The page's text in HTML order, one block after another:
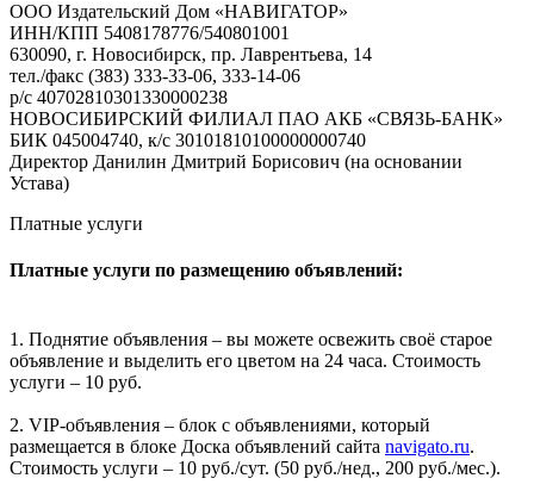
ООО Издательский Дом «НАВИГАТОР»
ИНН/КПП 5408178776/540801001
630090, г. Новосибирск, пр. Лаврентьева, 14
тел./факс (383) 333-33-06, 333-14-06
р/с 40702810301330000238
НОВОСИБИРСКИЙ ФИЛИАЛ ПАО АКБ «СВЯЗЬ-БАНК»
БИК 045004740, к/с 30101810100000000740
Директор Данилин Дмитрий Борисович (на основании
Устава)
Платные услуги
Платные услуги по размещению объявлений:
1. Поднятие объявления – вы можете освежить своё старое
объявление и выделить его цветом на 24 часа. Стоимость
услуги – 10 руб.
2. VIP-объявления – блок с объявлениями, который
размещается в блоке Доска объявлений сайта navigato.ru.
Стоимость услуги – 10 руб./сут. (50 руб./нед., 200 руб./мес.).